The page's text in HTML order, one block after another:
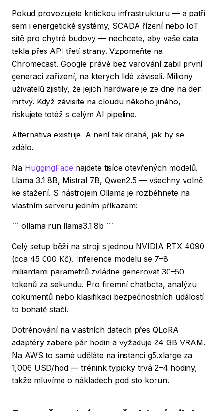
Pokud provozujete kritickou infrastrukturu — a patří
sem i energetické systémy, SCADA řízení nebo IoT
sítě pro chytré budovy — nechcete, aby vaše data
tekla přes API třetí strany. Vzpomeňte na
Chromecast. Google právě bez varování zabil první
generaci zařízení, na kterých lidé záviseli. Miliony
uživatelů zjistily, že jejich hardware je ze dne na den
mrtvý. Když závisíte na cloudu někoho jiného,
riskujete totéž s celým AI pipeline.
Alternativa existuje. A není tak drahá, jak by se
zdálo.
Na HuggingFace najdete tisíce otevřených modelů.
Llama 3.1 8B, Mistral 7B, Qwen2.5 — všechny volně
ke stažení. S nástrojem Ollama je rozběhnete na
vlastním serveru jedním příkazem:
``` ollama run llama3.1:8b ```
Celý setup běží na stroji s jednou NVIDIA RTX 4090
(cca 45 000 Kč). Inference modelu se 7–8
miliardami parametrů zvládne generovat 30–50
tokenů za sekundu. Pro firemní chatbota, analýzu
dokumentů nebo klasifikaci bezpečnostních událostí
to bohatě stačí.
Dotrénování na vlastních datech přes QLoRA
adaptéry zabere pár hodin a vyžaduje 24 GB VRAM.
Na AWS to samé uděláte na instanci g5.xlarge za
1,006 USD/hod — trénink typicky trvá 2–4 hodiny,
takže mluvíme o nákladech pod sto korun.